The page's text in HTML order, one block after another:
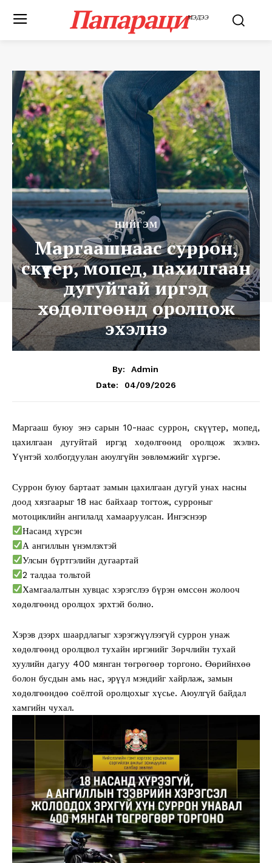
ПапарациМЭДЭЭ
НИЙГЭМ
Маргаашнаас суррон,
скүүтер, мопед, цахилгаан
дугуйтай иргэд
хөдөлгөөнд оролцож
эхэлнэ
By:
Admin
Date:
04/09/2026
Маргааш буюу энэ сарын 10-наас суррон, скүүтер, мопед,
цахилгаан дугуйтай иргэд хөдөлгөөнд оролцож эхэлнэ.
Үүнтэй холбогдуулан аюулгүйн зөвлөмжийг хүргэе.
Суррон буюу бартаат замын цахилгаан дугуй унах насны
доод хязгаарыг 18 нас байхаар тогтож, сурроныг
мотоциклийн ангилалд хамааруулсан. Ингэснээр
Насанд хүрсэн
А ангиллын үнэмлэхтэй
Улсын бүртгэлийн дугаартай
2 талдаа тольтой
Хамгаалалтын хувцас хэрэгслээ бүрэн өмссөн жолооч
хөдөлгөөнд оролцох эрхтэй болно.
Хэрэв дээрх шаардлагыг хэрэгжүүлээгүй суррон унаж
хөдөлгөөнд оролцвол тухайн иргэнийг Зөрчлийн тухай
хуулийн дагуу 400 мянган төгрөгөөр торгоно. Өөрийнхөө
болон бусдын амь нас, эрүүл мэндийг хайрлаж, замын
хөдөлгөөндөө соёлтой оролцохыг хүсье. Аюулгүй байдал
хамгийн чухал.